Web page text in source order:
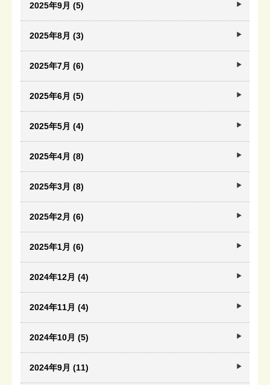
2025年9月 (5)
2025年8月 (3)
2025年7月 (6)
2025年6月 (5)
2025年5月 (4)
2025年4月 (8)
2025年3月 (8)
2025年2月 (6)
2025年1月 (6)
2024年12月 (4)
2024年11月 (4)
2024年10月 (5)
2024年9月 (11)